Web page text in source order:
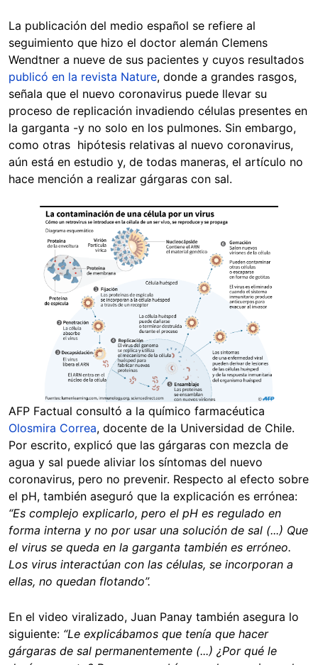
La publicación del medio español se refiere al
seguimiento que hizo el doctor alemán Clemens
Wendtner a nueve de sus pacientes y cuyos resultados
publicó en la revista Nature, donde a grandes rasgos,
señala que el nuevo coronavirus puede llevar su
proceso de replicación invadiendo células presentes en
la garganta -y no solo en los pulmones. Sin embargo,
como otras hipótesis relativas al nuevo coronavirus,
aún está en estudio y, de todas maneras, el artículo no
hace mención a realizar gárgaras con sal.
Image
AFP Factual consultó a la químico farmacéutica
Olosmira Correa, docente de la Universidad de Chile.
Por escrito, explicó que las gárgaras con mezcla de
agua y sal puede aliviar los síntomas del nuevo
coronavirus, pero no prevenir. Respecto al efecto sobre
el pH, también aseguró que la explicación es errónea:
“Es complejo explicarlo, pero el pH es regulado en
forma interna y no por usar una solución de sal (...) Que
el virus se queda en la garganta también es erróneo.
Los virus interactúan con las células, se incorporan a
ellas, no quedan flotando”.
En el video viralizado, Juan Panay también asegura lo
siguiente: “Le explicábamos que tenía que hacer
gárgaras de sal permanentemente (...) ¿Por qué le